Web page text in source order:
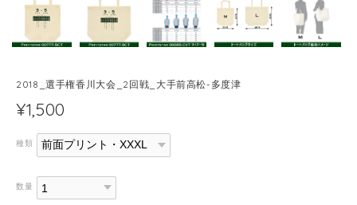
2018_選手権香川大会_2回戦_大手前高松-多度津
¥1,500
種類
数量